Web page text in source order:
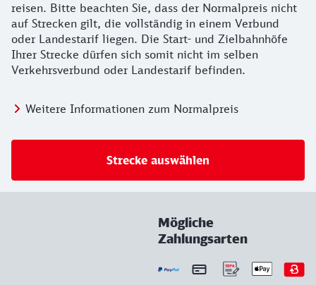
reisen. Bitte beachten Sie, dass der Normalpreis nicht
auf Strecken gilt, die vollständig in einem Verbund
oder Landestarif liegen. Die Start- und Zielbahnhöfe
Ihrer Strecke dürfen sich somit nicht im selben
Verkehrsverbund oder Landestarif befinden.
Weitere Informationen zum Normalpreis
Strecke auswählen
Mögliche
Zahlungsarten